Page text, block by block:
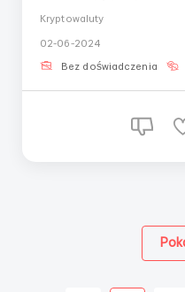
wszelkich pytań Co jest
nauki!Telefon i
Kryptowaluty
02-06-2024
Bez doświadczenia